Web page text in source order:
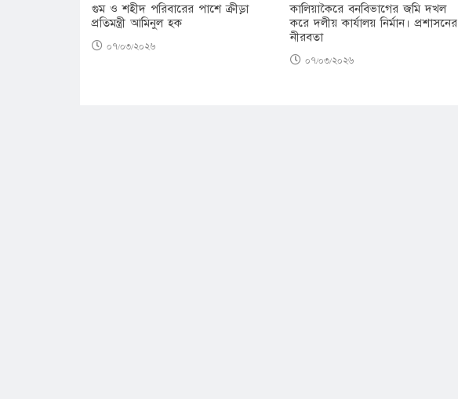
গুম ও শহীদ পরিবারের পাশে ক্রীড়া
প্রতিমন্ত্রী আমিনুল হক
০৭/০৩/২০২৬
কালিয়াকৈরে বনবিভাগের জমি দখল
করে দলীয় কার্যালয় নির্মান। প্রশাসনের
নীরবতা
০৭/০৩/২০২৬